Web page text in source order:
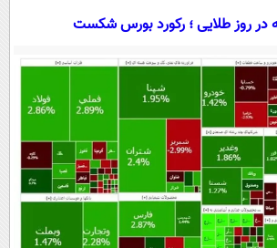
اقتصادی
جامعه
سلامت
یک برش دانایی
محیط زیست
سفر و تفریح
سیاست خارجی
فرهنگ و هنر
علم و دانش
فناوری و It
علمی
اخبار کریپتو
قرآن
گوناگون
سرگرمی
فیلم
در روز طلایی ؛ رکورد بورس شکست